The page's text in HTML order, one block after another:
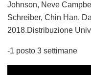
Johnson, Neve
Schreiber, Chin Han.
2018.Distribuzione
-1 posto 3 settimane